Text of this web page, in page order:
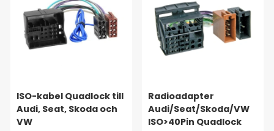
ISO-kabel Quadlock till
Audi, Seat, Skoda och
VW
Radioadapter
Audi/Seat/Skoda/VW
ISO>40Pin Quadlock